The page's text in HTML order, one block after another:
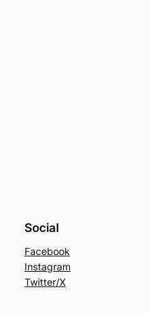
Social
Facebook
Instagram
Twitter/X